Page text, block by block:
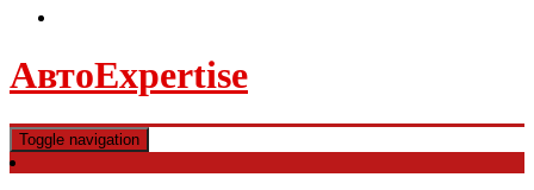
АвтоExpertise
Toggle navigation